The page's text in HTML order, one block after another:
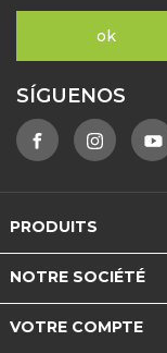
SÍGUENOS
PRODUITS
NOTRE SOCIÉTÉ
VOTRE COMPTE